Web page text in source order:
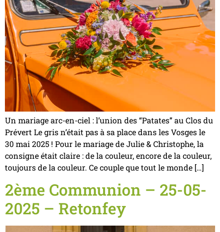
Un mariage arc-en-ciel : l’union des “Patates” au Clos du
Prévert Le gris n’était pas à sa place dans les Vosges le
30 mai 2025 ! Pour le mariage de Julie & Christophe, la
consigne était claire : de la couleur, encore de la couleur,
toujours de la couleur. Ce couple que tout le monde […]
2ème Communion – 25-05-
2025 – Retonfey